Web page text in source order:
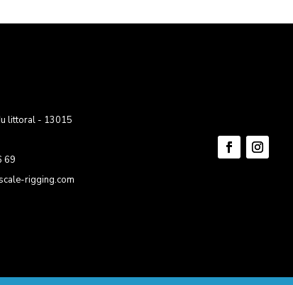
littoral - 13015
69
rigging.com